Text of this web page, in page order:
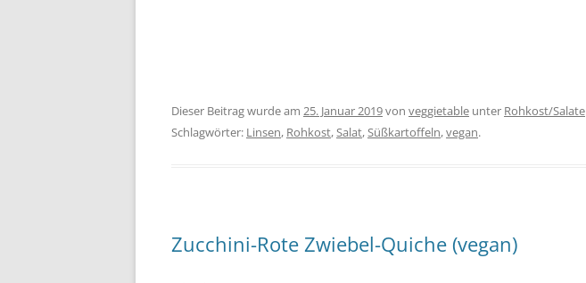
Dieser Beitrag wurde am 25. Januar 2019von veggietable unter Rohkost/Salate
Schlagwörter: Linsen, Rohkost,Salat,Süßkartoffeln,vegan.
Zucchini-Rote Zwiebel-Quiche (vegan)